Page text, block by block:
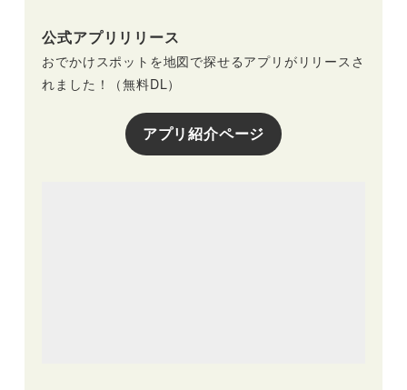
公式アプリリリース
おでかけスポットを地図で探せるアプリがリリースさ
れました！（無料DL）
アプリ紹介ページ